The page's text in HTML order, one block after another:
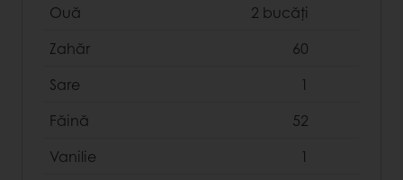
Ouă
2 bucăți
Zahăr
60
Sare
1
Făină
52
Vanilie
1